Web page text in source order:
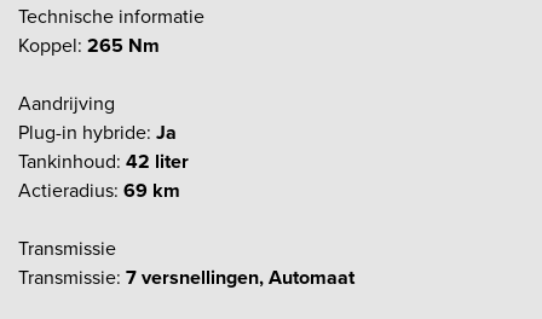
Technische informatie
Koppel: 265 Nm
Aandrijving
Plug-in hybride: Ja
Tankinhoud: 42 liter
Actieradius: 69 km
Transmissie
Transmissie: 7 versnellingen, Automaat